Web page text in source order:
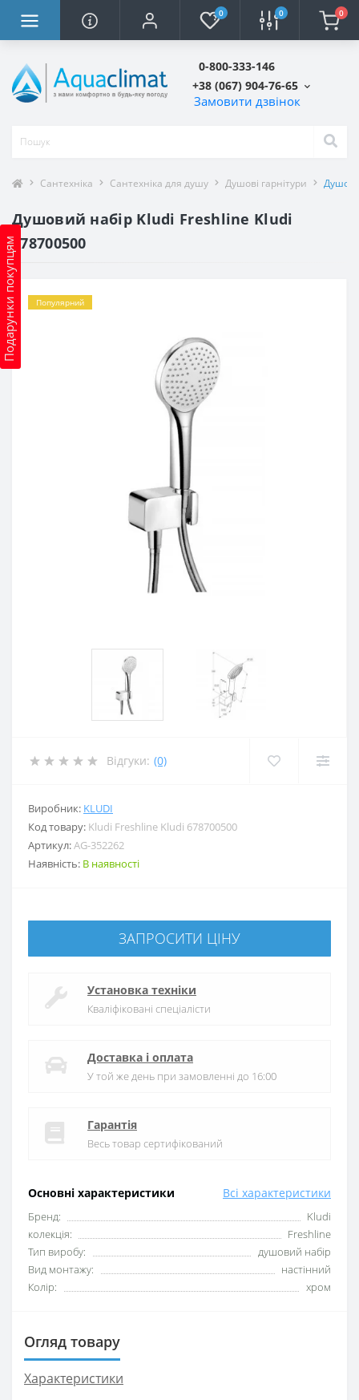
0 0 0
0-800-333-146
+38 (067) 904-76-65
Замовити дзвінок
Подарунки покупцям
Сантехніка Сантехніка для душу Душові гарнітури
Душовий набір Kludi Freshline Kludi
678700500
Популярний
Відгуки: (0)
Виробник: KLUDI
Код товару: Kludi Freshline Kludi 678700500
Артикул:AG-352262
Наявність: В наявності
Основні характеристики Всі характеристики
Бренд:
Kludi
колекція:
Freshline
Тип виробу:
душовий набір
Вид монтажу:
настінний
Колір:
хром
ЗАПРОСИТИ ЦIНУ
Установка техніки
Кваліфіковані спеціалісти
Доставка і оплата
У той же день при замовленні до 16:00
Гарантія
Весь товар сертифікований
Огляд товару
Характеристики